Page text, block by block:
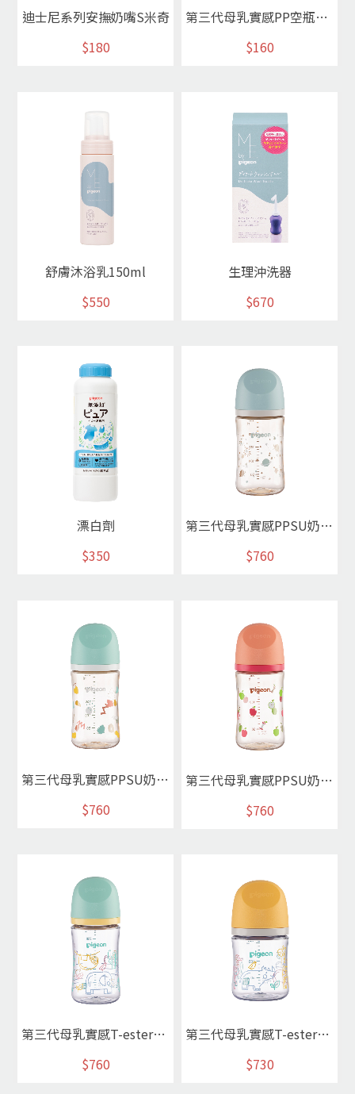
迪士尼系列安撫奶嘴S米奇
$180
第三代母乳實感PP空瓶240ml / 素色瓶
$160
舒膚沐浴乳150ml
$550
生理沖洗器
$670
漂白劑
$350
第三代母乳實感PPSU奶瓶240ml/宇宙冒險
$760
第三代母乳實感PPSU奶瓶240ml/彩繪塗鴉
$760
第三代母乳實感PPSU奶瓶240ml/蘋果樂園
$760
第三代母乳實感T-ester奶瓶240ml/非洲動物
$760
第三代母乳實感T-ester奶瓶160ml/非洲動物
$730